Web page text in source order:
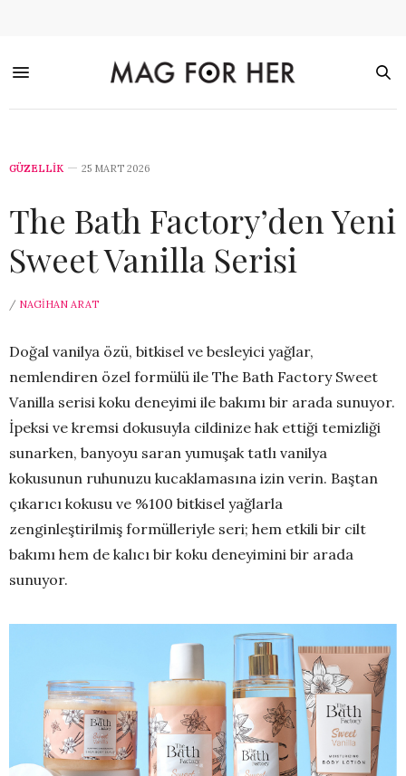
GÜZELLİK 25 MART 2026
The Bath Factory’den Yeni
Sweet Vanilla Serisi
/ NAGIHAN ARAT
Doğal vanilya özü, bitkisel ve besleyici yağlar,
nemlendiren özel formülü ile The Bath Factory Sweet
Vanilla serisi koku deneyimi ile bakımı bir arada sunuyor.
İpeksi ve kremsi dokusuyla cildinize hak ettiği temizliği
sunarken, banyoyu saran yumuşak tatlı vanilya
kokusunun ruhunuzu kucaklamasına izin verin. Baştan
çıkarıcı kokusu ve %100 bitkisel yağlarla
zenginleştirilmiş formülleriyle seri; hem etkili bir cilt
bakımı hem de kalıcı bir koku deneyimini bir arada
sunuyor.